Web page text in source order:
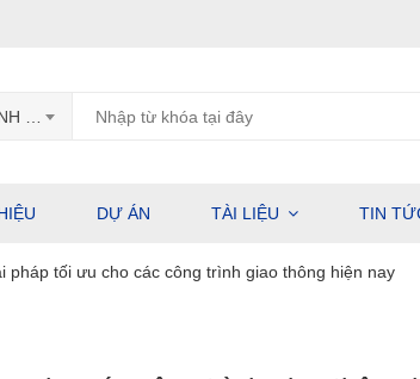
DỰ ÁN TÀI LIỆU TIN
pháp tối ưu cho các công trình giao thông hiện nay